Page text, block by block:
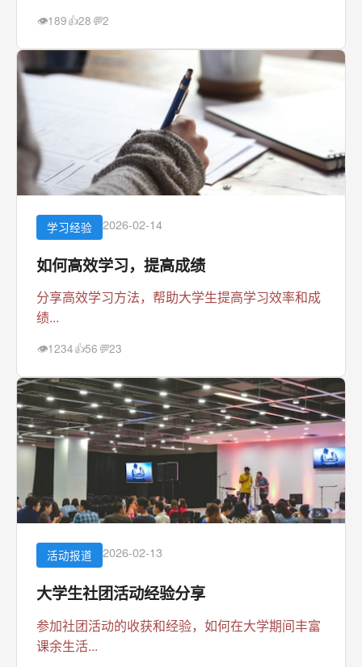
👁189👍28 💬2
学习经验 2026-02-14
如何高效学习，提高成绩
分享高效学习方法，帮助大学生提高学习效率和成
绩...
👁1234👍56 💬23
活动报道 2026-02-13
大学生社团活动经验分享
参加社团活动的收获和经验，如何在大学期间丰富
课余生活...